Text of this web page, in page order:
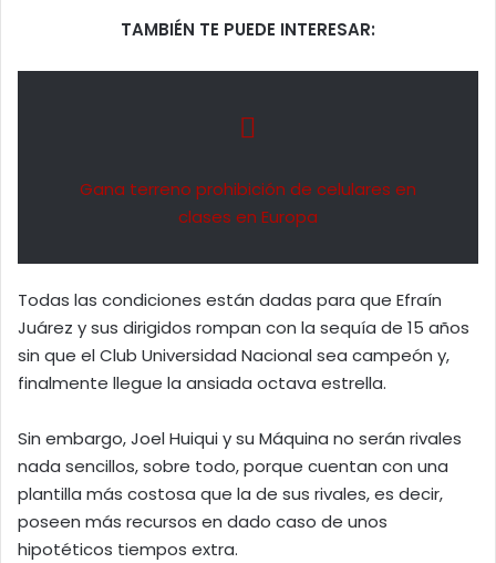
TAMBIÉN TE PUEDE INTERESAR:
Gana terreno prohibición de celulares en
clases en Europa
Todas las condiciones están dadas para que Efraín
Juárez y sus dirigidos rompan con la sequía de 15 años
sin que el Club Universidad Nacional sea campeón y,
finalmente llegue la ansiada octava estrella.
Sin embargo, Joel Huiqui y su Máquina no serán rivales
nada sencillos, sobre todo, porque cuentan con una
plantilla más costosa que la de sus rivales, es decir,
poseen más recursos en dado caso de unos
hipotéticos tiempos extra.